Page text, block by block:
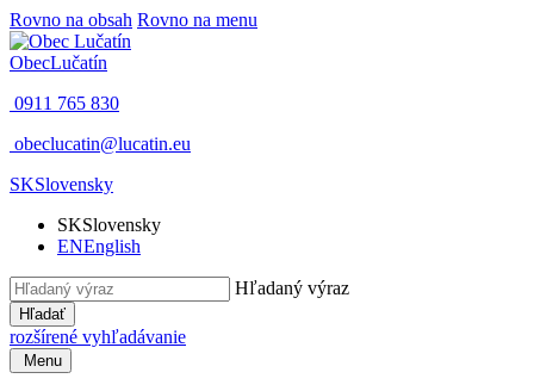
Rovno na obsah Rovno na menu
ObecLučatín
0911 765 830
obeclucatin@lucatin.eu
SKSlovensky
SKSlovensky
ENEnglish
Hľadaný výraz
Hľadať
rozšírené vyhľadávanie
Menu